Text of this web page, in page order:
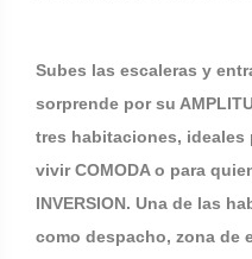
Subes las escaleras y
sorprende por su
tres habitaciones, ideales
vivir COMODA o para
INVERSION. Una de las
como despacho, zona de